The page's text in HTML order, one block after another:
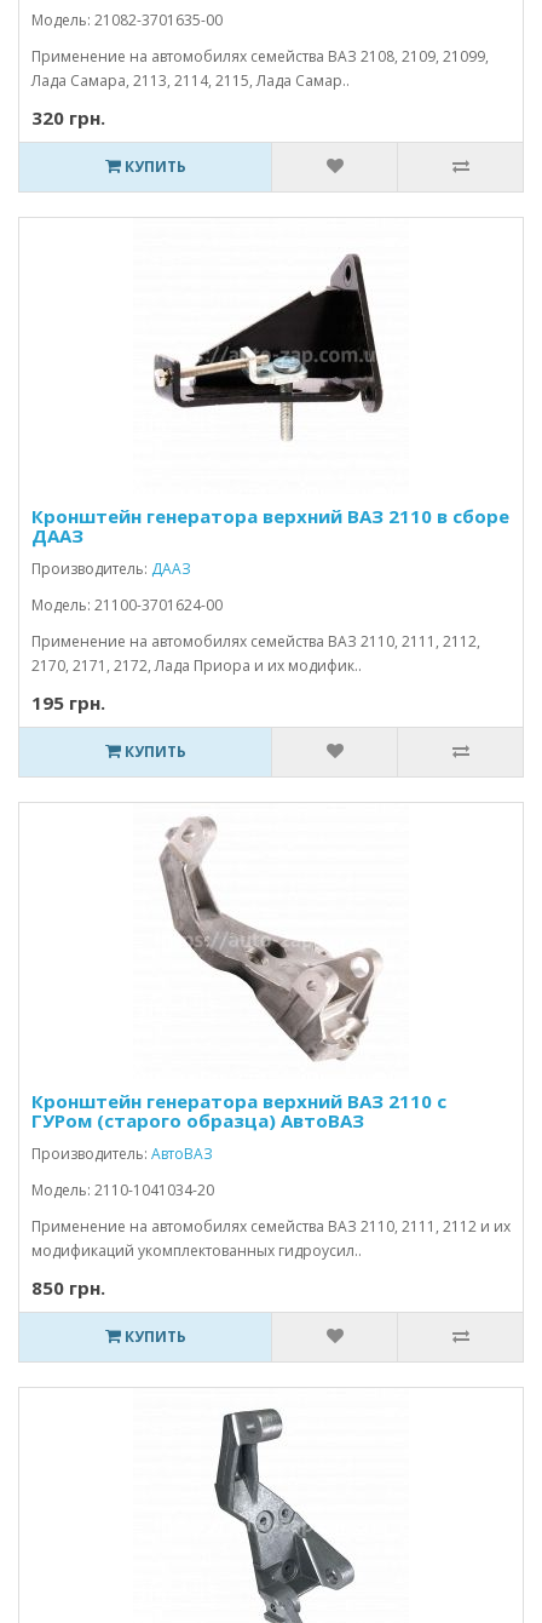
Модель: 21082-3701635-00
Применение на автомобилях семейства ВАЗ 2108, 2109, 21099,
Лада Самара, 2113, 2114, 2115, Лада Самар..
320 грн.
КУПИТЬ
Кронштейн генератора верхний ВАЗ 2110 в сборе
ДААЗ
Производитель: ДААЗ
Модель: 21100-3701624-00
Применение на автомобилях семейства ВАЗ 2110, 2111, 2112,
2170, 2171, 2172, Лада Приора и их модифик..
195 грн.
КУПИТЬ
Кронштейн генератора верхний ВАЗ 2110 с
ГУРом (старого образца) АвтоВАЗ
Производитель: АвтоВАЗ
Модель: 2110-1041034-20
Применение на автомобилях семейства ВАЗ 2110, 2111, 2112 и их
модификаций укомплектованных гидроусил..
850 грн.
КУПИТЬ